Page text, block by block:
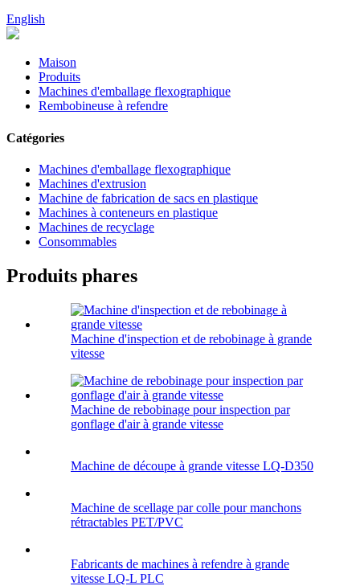
English
Maison
Produits
Machines d'emballage flexographique
Rembobineuse à refendre
Catégories
Machines d'emballage flexographique
Machines d'extrusion
Machine de fabrication de sacs en plastique
Machines à conteneurs en plastique
Machines de recyclage
Consommables
Produits phares
Machine d'inspection et de rebobinage à grande
vitesse
Machine de rebobinage pour inspection par
gonflage d'air à grande vitesse
Machine de découpe à grande vitesse LQ-D350
Machine de scellage par colle pour manchons
rétractables PET/PVC
Fabricants de machines à refendre à grande
vitesse LQ-L PLC